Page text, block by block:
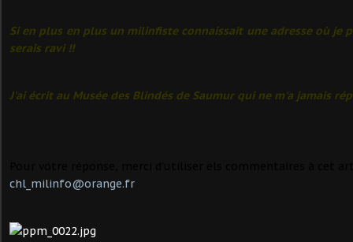
Si en plus en plus un milinfiste connaissait une adresse où je
serais ravi !!
J'ai écrit au Musée des Blindés de Saumur qui ne m'a jamais
chl_milinfo@orange.fr